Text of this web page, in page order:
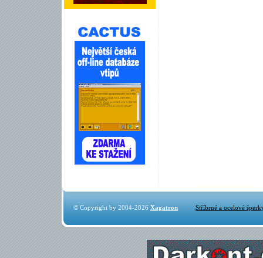
© Copyright by 2004-2026 Xagatron Stříbrné a ocelové